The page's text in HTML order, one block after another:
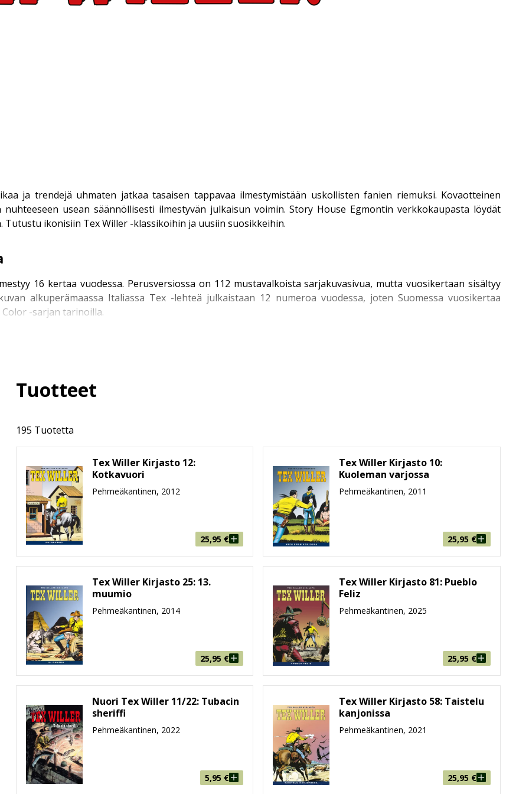
ja trendejä uhmaten jatkaa tasaisen tappavaa ilmestymistään uskollisten fanien riemuksi. Kovaotteinen
usean säännöllisesti ilmestyvän julkaisun voimin. Story House Egmontin verkkokaupasta löydät
ikonisiin Tex Willer -klassikoihin ja uusiin suosikkeihin.
16 kertaa vuodessa. Perusversiossa on 112 mustavalkoista sarjakuvasivua, mutta vuosikertaan sisältyy
alkuperämaassa Italiassa Tex -lehteä julkaistaan 12 numeroa vuodessa, joten Suomessa vuosikertaa
-sarjan tarinoilla.
sarjoissa, jotka löydät myös Story House Egmontin valikoimasta. Näihin kuuluvat muun muassa muhkea
Nuori Tex Willer.
Kirjastot, jotka paketoivat Texin seikkailut alkuperäisessä ilmestymisjärjestyksessä, rakkaudella ja pieteetillä
ja pokkariformaattia suuremmassa kirjakoossa.
pitkiä seikkailuja. Aiemmin Maxi-Tex -sarjassa julkaistiin myös klassikkouusintoja. Suosittujen Maxi-Tex -
valmiina kokonaisuuksia. Ei enää Texin seikkailuista kertovien tarinoiden jatkon odottelua. Jos
sarjakuva on oma suosikkisi, Maxi-Tex on oikea valinta juuri sinulle.
pääsevät esittelemään omat tulkintansa Texistä. Suuressa koossa huipputekijöiden taide pääsee
joukossa on 12 kertaa vuodessa ilmestyväNuori Tex Willer, joka keskittyy Texin villiin nuoruuteen. Lehden
tammikuussa 2020.
alkoi vuonna 2021. Romanzi a Fumetti -tarinat julkaistaan yksittäin omina isoina värillisinä albumeinaan.
Tuotteet
195 Tuotetta
Tex Willer Kirjasto 12:
Kotkavuori
Pehmeäkantinen, 2012
25,95 €
Tex Willer Kirjasto 10:
Kuoleman varjossa
Pehmeäkantinen, 2011
25,95 €
Tex Willer Kirjasto 25: 13.
muumio
Pehmeäkantinen, 2014
25,95 €
Tex Willer Kirjasto 81: Pueblo
Feliz
Pehmeäkantinen, 2025
25,95 €
Nuori Tex Willer 11/22: Tubacin
sheriffi
Pehmeäkantinen, 2022
5,95 €
Tex Willer Kirjasto 58: Taistelu
kanjonissa
Pehmeäkantinen, 2021
25,95 €